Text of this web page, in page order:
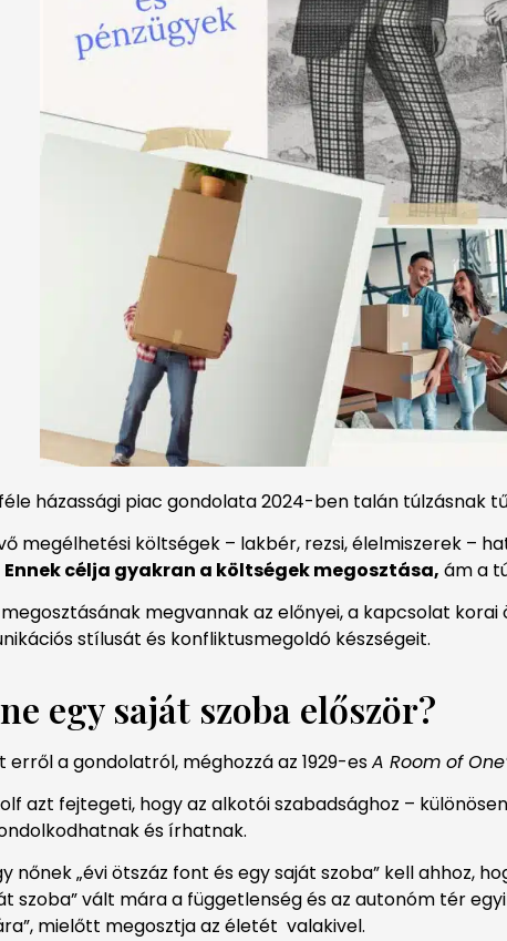
házassági piac gondolata 2024-ben talán túlzásnak
megélhetési költségek – lakbér, rezsi, élelmiszerek –
Ennek célja gyakran a költségek megosztása, ám a
megvannak az előnyei, a kapcsolat
stílusát és konfliktusmegoldó készségeit.
egy saját szoba először?
erről a gondolatról, méghozzá az 1929-esA Room of
azt fejtegeti, hogy az alkotói szabadsághoz –
és írhatnak.
nőnek „évi ötszáz font és egy saját szoba” kell ahhoz,
szoba” vált mára a függetlenség és az autonóm tér
mielőtt megosztja az életét valakivel.